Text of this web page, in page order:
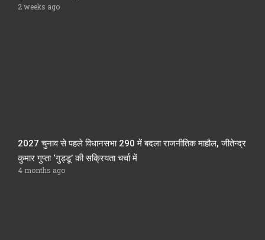
2 weeks ago
2027 चुनाव से पहले विधानसभा 290 में बदला राजनीतिक माहौल, जीतेन्द्र
कुमार गुप्ता ‘गुड्डू’ की सक्रियता चर्चा में
4 months ago